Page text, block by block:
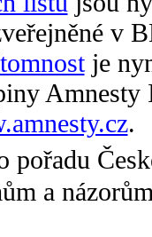
v
je
Amnesty
.
pořadu
a